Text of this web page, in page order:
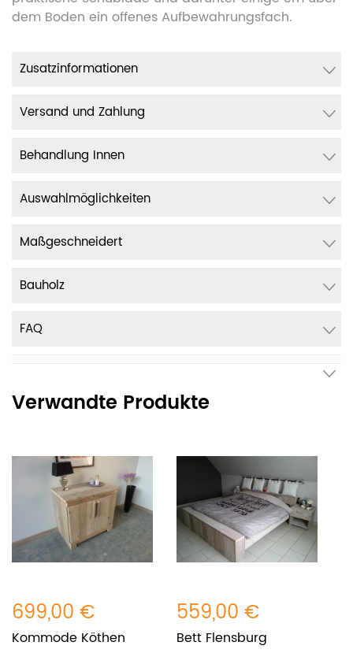
dem Boden ein offenes Aufbewahrungsfach.
Zusatzinformationen
Versand und Zahlung
Behandlung Innen
Auswahlmöglichkeiten
Maßgeschneidert
Bauholz
FAQ
Verwandte Produkte
699,00 €
Kommode Köthen
559,00 €
Bett Flensburg